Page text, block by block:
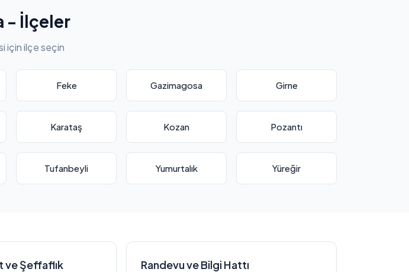
- İlçeler
için ilçe seçin
Feke Gazimagosa Girne
Karataş Kozan Pozantı
Tufanbeyli Yumurtalık Yüreğir
ve Şeffaflık Randevu ve Bilgi Hattı